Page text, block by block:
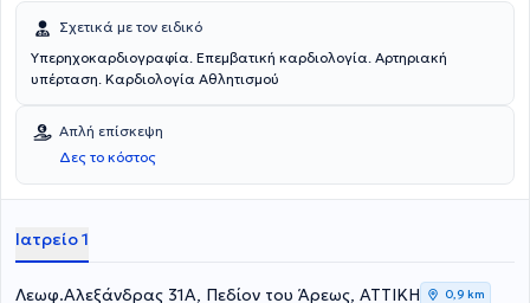
Σχετικά με τον ειδικό
Υπερηχοκαρδιογραφία. Επεμβατική καρδιολογία. Αρτηριακή
υπέρταση. Καρδιολογία Αθλητισμού
Απλή επίσκεψη
Δες το κόστος
Ιατρείο 1
Λεωφ.Αλεξάνδρας 31Α, Πεδίον του Άρεως, ΑΤΤΙΚΗ 0,9 km